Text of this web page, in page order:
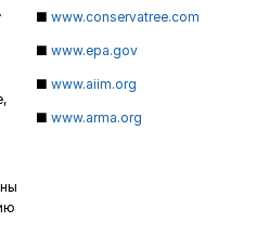
■ www.conservatree.com
■ www.epa.gov
■ www.aiim.org
■ www.arma.org